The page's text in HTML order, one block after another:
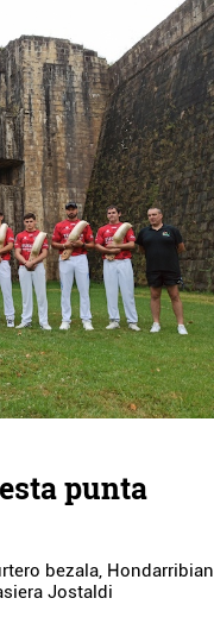
punta
bezala, Hondarribian
Jostaldi